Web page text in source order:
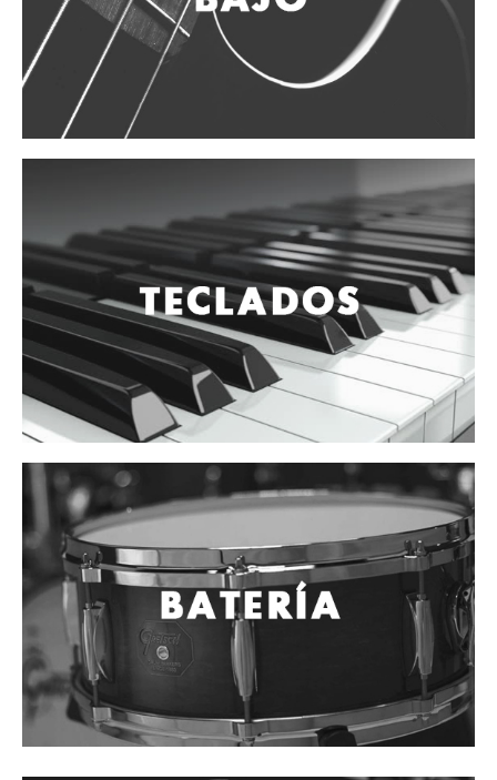
Vientos
Accesorios
Micrófonos
Mano alámbrico
Instrumento alámbrico
Inalámbrico diadema y solapa
Inalámbrico para instrumento
Estudio
Corro y escenario
Instalaciones
Cámara, computadora y celular
Pedestales y soportes
Accesorios
Cables
Audio Profesional
Columnas pasivas
Columnas activas
Amplificadores
Consolas mezcladoras
Procesadores y efectos